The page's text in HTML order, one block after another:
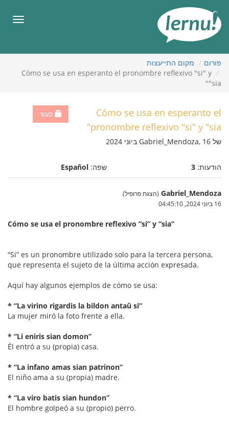
העניינים
פורום
מקום התייעצות
Cómo se usa en esperanto el pronombre reflexivo "si" y
"sia"
סגור
Cómo se usa en esperanto el
pronombre reflexivo "si" y "sia"
של Gabriel_Mendoza, 16 ביוני 2024
הודעות: 3 שפה: Español
Gabriel_Mendoza (הצגת פרופיל)
16 ביוני 2024, 04:45:10
Cómo se usa el pronombre reflexivo “si” y “sia”
“Si” es un pronombre utilizado solo para la tercera persona,
que representa el sujeto de la última acción expresada.
Aquí hay algunos ejemplos de cómo se usa:
* “La virino rigardis la bildon antaŭ si”
La mujer miró la foto frente a ella.
* “Li eniris sian domon”
Él entró a su (propia) casa.
* “La infano amas sian patrinon”
El niño ama a su (propia) madre.
* “La viro batis sian hundon”
El hombre golpeó a su (propio) perro.